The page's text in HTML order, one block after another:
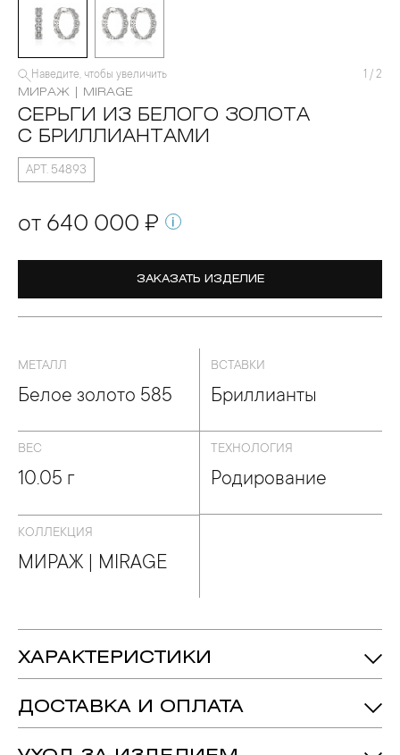
Наведите, чтобы увеличить 1 / 2
МИРАЖ | MIRAGE
СЕРЬГИ ИЗ БЕЛОГО ЗОЛОТА
С БРИЛЛИАНТАМИ
АРТ. 54893
от 640 000 ₽
ЗАКАЗАТЬ ИЗДЕЛИЕ
МЕТАЛЛ
Белое золото 585
ВСТАВКИ
Бриллианты
ВЕС
10.05 г
ТЕХНОЛОГИЯ
Родирование
КОЛЛЕКЦИЯ
МИРАЖ | MIRAGE
ХАРАКТЕРИСТИКИ
1.725ct. подробнее
Металл: Белое Золото 585
ДОСТАВКА И ОПЛАТА